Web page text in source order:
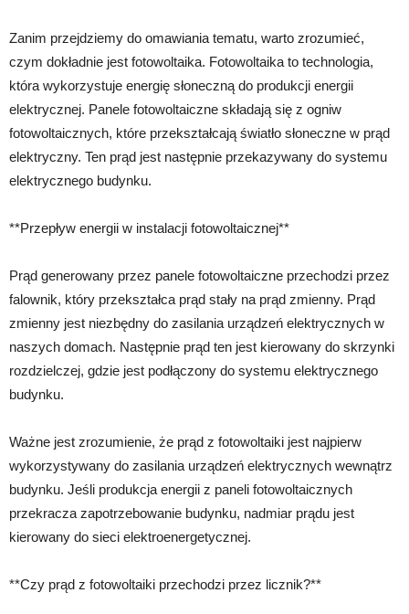
Zanim przejdziemy do omawiania tematu, warto zrozumieć,
czym dokładnie jest fotowoltaika. Fotowoltaika to technologia,
która wykorzystuje energię słoneczną do produkcji energii
elektrycznej. Panele fotowoltaiczne składają się z ogniw
fotowoltaicznych, które przekształcają światło słoneczne w prąd
elektryczny. Ten prąd jest następnie przekazywany do systemu
elektrycznego budynku.
**Przepływ energii w instalacji fotowoltaicznej**
Prąd generowany przez panele fotowoltaiczne przechodzi przez
falownik, który przekształca prąd stały na prąd zmienny. Prąd
zmienny jest niezbędny do zasilania urządzeń elektrycznych w
naszych domach. Następnie prąd ten jest kierowany do skrzynki
rozdzielczej, gdzie jest podłączony do systemu elektrycznego
budynku.
Ważne jest zrozumienie, że prąd z fotowoltaiki jest najpierw
wykorzystywany do zasilania urządzeń elektrycznych wewnątrz
budynku. Jeśli produkcja energii z paneli fotowoltaicznych
przekracza zapotrzebowanie budynku, nadmiar prądu jest
kierowany do sieci elektroenergetycznej.
**Czy prąd z fotowoltaiki przechodzi przez licznik?**